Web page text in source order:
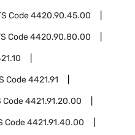
Code4420.90.45.00
Code4420.90.80.00
Code4421.91
Code4421.91.20.00
Code4421.91.40.00